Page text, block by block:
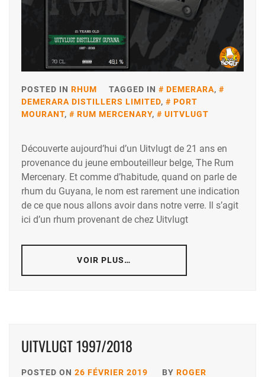
POSTED IN RHUM TAGGED IN DEMERARA,
DEMERARA DISTILLERS LIMITED,
PORT
MOURANT, RUM MERCENARY, UITVLUGT
Découverte aujourd’hui d’un Uitvlugt de 21 ans en
provenance du jeune embouteilleur belge, The Rum
Mercenary. Et comme d’habitude, quand on parle de
rhum du Guyana, le nom est rarement une indication
de ce que nous allons avoir dans notre verre. Il s’agit
ici d’un rhum provenant de chez Uitvlugt
VOIR PLUS…
UITVLUGT 1997/2018
POSTED ON 26 FÉVRIER 2019 BY ROGER